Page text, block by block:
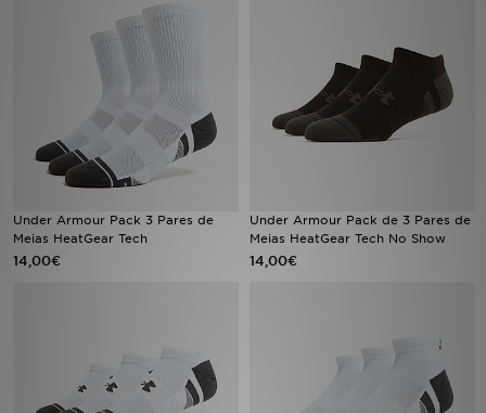
Under Armour Pack 3 Pares de
Meias HeatGear Tech
14,00€
Under Armour Pack de 3 Pares de
Meias HeatGear Tech No Show
14,00€
LOCALIZADOR DE LOJAS
MENSAGENS
BLOG
SUBSCREVE
FAZ DOWNLOAD DA APP